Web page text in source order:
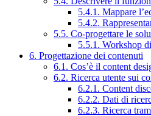
5.4.1. Mappare
5.4.2.
5.5. Co-progettare le
5.5.1. Workshop
6. Progettazione dei contenuti
6.1. Cos’è il content
6.2. Ricerca utente sui
6.2.1. Content
6.2.2. Dati di
6.2.3. Ricerca